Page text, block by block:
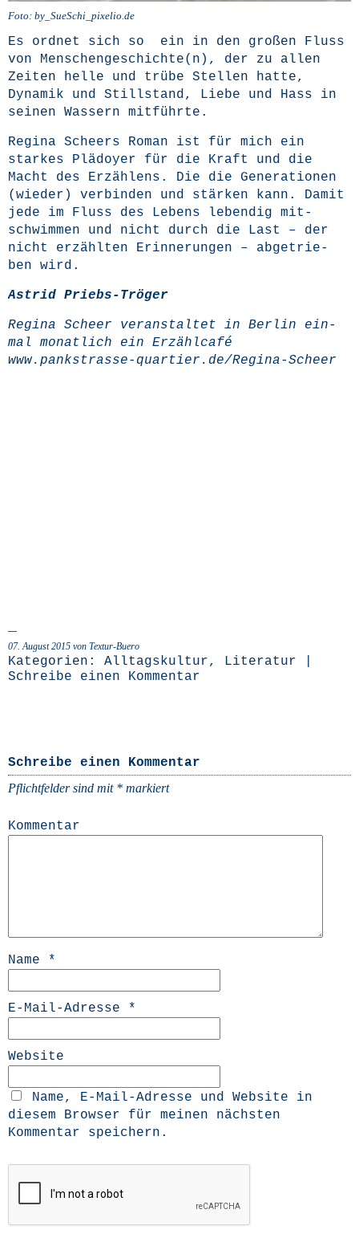
Foto: by_SueSchi_pixelio.de
Es ord­net sich so ein in den gro­ßen Fluss
von Menschengeschichte(n), der zu allen
Zei­ten hel­le und trü­be Stel­len hat­te,
Dyna­mik und Still­stand, Lie­be und Hass in
sei­nen Was­sern mitführte.
Regi­na Sche­ers Roman ist für mich ein
star­kes Plä­doy­er für die Kraft und die
Macht des Erzäh­lens. Die die Gene­ra­tio­nen
(wie­der) ver­bin­den und stär­ken kann. Damit
jede im Fluss des Lebens leben­dig mit­
schwim­men und nicht durch die Last – der
nicht erzähl­ten Erin­ne­run­gen – abge­trie­
ben wird.
Astrid Priebs-Trö­ger
Regi­na Scheer ver­an­stal­tet in Ber­lin ein­
mal monat­lich ein Erzähl­ca­fé
www.pankstrasse-quartier.de/Regina-Scheer
07. August 2015 von Textur-Buero
Kategorien: Alltagskultur, Literatur
Schreibe einen Kommentar
Schreibe einen Kommentar
Pflichtfelder sind mit * markiert
Kommentar
Name *
E-Mail-Adresse *
Website
Name, E-Mail-Adresse und Website in
diesem Browser für meinen nächsten
Kommentar speichern.